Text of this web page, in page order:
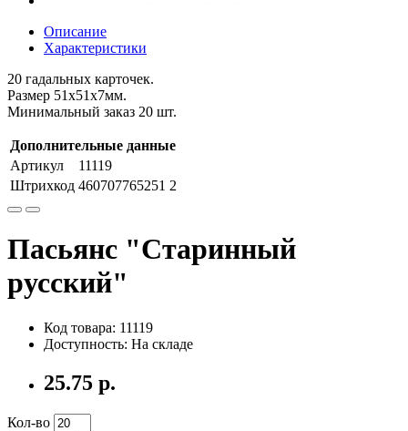
Описание
Характеристики
20 гадальных карточек.
Размер 51х51х7мм.
Минимальный заказ 20 шт.
Дополнительные данные
Артикул
11119
Штрихкод 460707765251 2
Пасьянс "Старинный
русский"
Код товара: 11119
Доступность: На складе
25.75 р.
Кол-во